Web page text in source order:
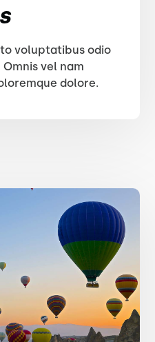
voluptatibus odio
vel nam
dolore.